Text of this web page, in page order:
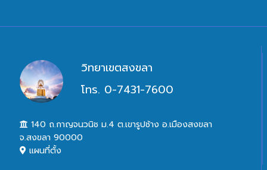
วิทยาเขตสงขลา
โทร. 0-7431-7600
140 ถ.กาญจนวนิช ม.4 ต.เขารูปช้าง อ.เมืองสงขลา
จ.สงขลา 90000
แผนที่ตั้ง